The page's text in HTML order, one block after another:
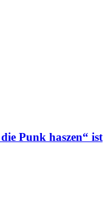
Punk haszen“ ist